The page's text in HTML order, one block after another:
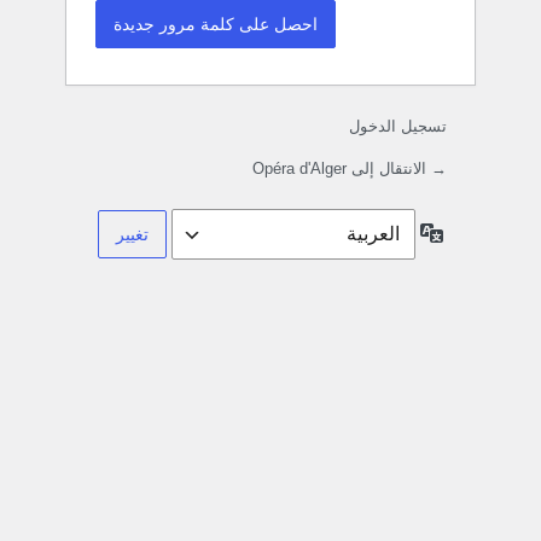
تسجيل الدخول
→ الانتقال إلى Opéra d'Alger
اللغة